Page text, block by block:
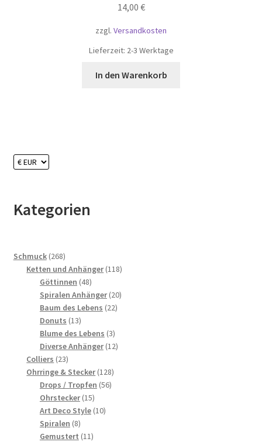
14,00 €
zzgl. Versandkosten
Lieferzeit: 2-3 Werktage
In den Warenkorb
Kategorien
Schmuck 268268
Produkte
Ketten und Anhänger 118118
Göttinnen 4848
Produkte
Spiralen Anhänger 2020
Baum des Lebens 2222
Donuts 1313
Produkte
Blume des Lebens 33
Produkte
Diverse Anhänger 1212
Colliers 2323
Produkte
Ohrringe & Stecker 128128
Drops / Tropfen 5656
Ohrstecker 1515
Produkte
Art Deco Style 1010
Spiralen 88
Produkte
Gemustert 1111